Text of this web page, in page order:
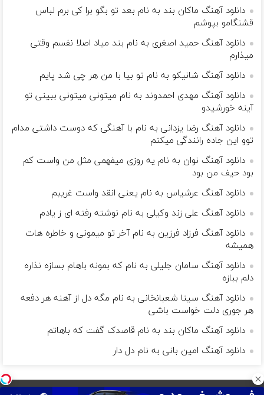
دانلود آهنگ ماکان بند به نام بعد تو بگو برا کی برم لباس
قشنگامو بپوشم
دانلود آهنگ حمید اصغری به نام بند میاد اصلا نفسم وقتی
میذارم
دانلود آهنگ شانیکو به نام تو بیا با من هر چی شد پایم
دانلود آهنگ مهدی احمدوند به نام میتونی میتونی ببینی تو
آینه خورشیدو
دانلود آهنگ رضا یزدانی به نام با آهنگی که دوست داشتی مدام
توو این جاده رانندگی میکنم
دانلود آهنگ نوان به نام یه روزی میفهمی مثل من واست کم
بود حیف من بود
دانلود آهنگ عرشیاس به نام یعنی انقد واست غریبم
دانلود آهنگ علی زند وکیلی به نام نوشته رفته ای ز یادم
دانلود آهنگ فرزاد فرزین به نام آخر تو میمونی و خاطره هات
همیشه
دانلود آهنگ سامان جلیلی به نام که بمونه باهام بسازه نذاره
دلم ببازه
دانلود آهنگ سینا شعبانخانی به نام مگه دل از آهنه هر دفعه
هر جوری دلت خواست باشی
دانلود آهنگ ماکان بند به نام قاصدک گفت که باهاتم
دانلود آهنگ امین بانی به نام دل دار